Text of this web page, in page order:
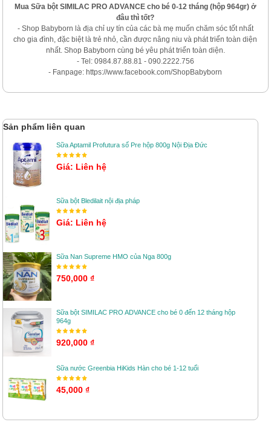
Mua Sữa bột SIMILAC PRO ADVANCE cho bé 0-12 tháng (hộp 964gr) ở
đâu thì tốt?
- Shop Babyborn là địa chỉ uy tín của các bà mẹ muốn chăm sóc tốt nhất
cho gia đình, đặc biệt là trẻ nhỏ, cần được nâng niu và phát triển toàn diện
nhất. Shop Babyborn cùng bé yêu phát triển toàn diện.
- Tel: 0984.87.88.81 - 090.2222.756
- Fanpage: https://www.facebook.com/ShopBabyborn
Sản phẩm liên quan
Sữa Aptamil Profutura số Pre hộp 800g Nội Địa Đức
Giá: Liên hệ
Sữa bột Bledilait nội địa pháp
Giá: Liên hệ
Sữa Nan Supreme HMO của Nga 800g
750,000 ₫
Sữa bột SIMILAC PRO ADVANCE cho bé 0 đến 12 tháng hộp
964g
920,000 ₫
Sữa nước Greenbia HiKids Hàn cho bé 1-12 tuổi
45,000 ₫